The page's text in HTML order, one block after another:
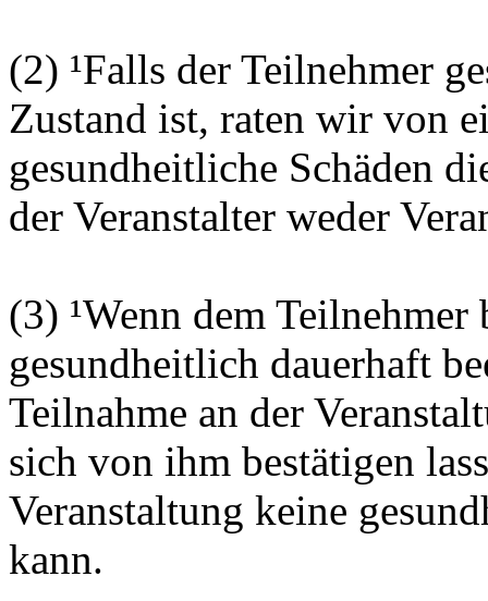
(2) ¹Falls der Teilnehmer
Zustand ist, raten wir von
gesundheitliche Schäden
der Veranstalter weder
(3) ¹Wenn dem Teilnehmer
gesundheitlich dauerhaft
Teilnahme an der
sich von ihm bestätigen
Veranstaltung keine
kann.